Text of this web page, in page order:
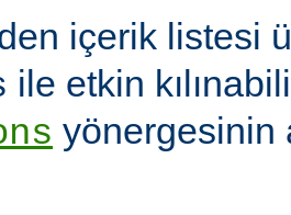
içerik listesi
ile etkin
yönergesinin